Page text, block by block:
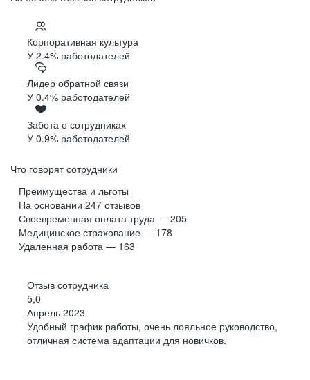
Корпоративная культура
У 2.4% работодателей
Лидер обратной связи
У 0.4% работодателей
Забота о сотрудниках
У 0.9% работодателей
Что говорят сотрудники
Преимущества и льготы
На основании 247 отзывов
Своевременная оплата труда — 205
Медицинское страхование — 178
Удаленная работа — 163
Отзыв сотрудника
5,0
Апрель 2023
Удобный график работы, очень лояльное руководство,
отличная система адаптации для новичков.